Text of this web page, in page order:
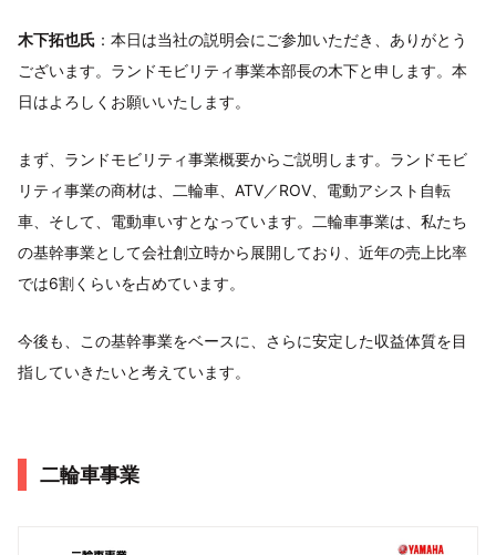
木下拓也氏 ：本日は当社の説明会にご参加いただき、ありがとう
ございます。ランドモビリティ事業本部長の木下と申します。本
日はよろしくお願いいたします。
まず、ランドモビリティ事業概要からご説明します。ランドモビ
リティ事業の商材は、二輪車、ATV／ROV、電動アシスト自転
車、そして、電動車いすとなっています。二輪車事業は、私たち
の基幹事業として会社創立時から展開しており、近年の売上比率
では6割くらいを占めています。
今後も、この基幹事業をベースに、さらに安定した収益体質を目
指していきたいと考えています。
二輪車事業